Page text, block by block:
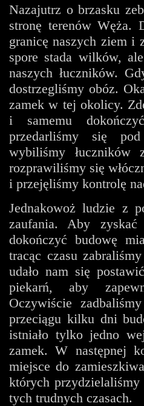
Nazajutrz o brzasku
stronę terenów Węża.
granicę naszych ziem i
spore stada wilków,
naszych łuczników.
dostrzegliśmy obóz.
zamek w tej okolicy.
i samemu
przedarliśmy się
wybiliśmy łuczników
rozprawiliśmy się
i przejęliśmy kontrolę
Jednakowoż ludzie z
zaufania. Aby
dokończyć budowę
tracąc czasu
udało nam się
piekarń, aby
Oczywiście
przeciągu kilku dni
istniało tylko jedno
zamek. W następnej
miejsce do
których
tych trudnych czasach.